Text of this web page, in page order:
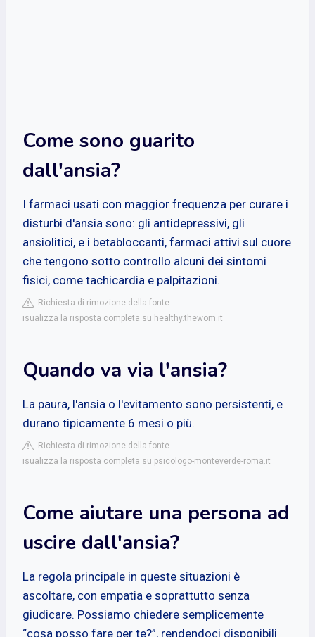
Come sono guarito
dall'ansia?
I farmaci usati con maggior frequenza per curare i
disturbi d'ansia sono: gli antidepressivi, gli
ansiolitici, e i betabloccanti, farmaci attivi sul cuore
che tengono sotto controllo alcuni dei sintomi
fisici, come tachicardia e palpitazioni.
Richiesta di rimozione della fonte
isualizza la risposta completa su healthy.thewom.it
Quando va via l'ansia?
La paura, l'ansia o l'evitamento sono persistenti, e
durano tipicamente 6 mesi o più.
Richiesta di rimozione della fonte
isualizza la risposta completa su psicologo-monteverde-roma.it
Come aiutare una persona ad
uscire dall'ansia?
La regola principale in queste situazioni è
ascoltare, con empatia e soprattutto senza
giudicare. Possiamo chiedere semplicemente
“cosa posso fare per te?”, rendendoci disponibili